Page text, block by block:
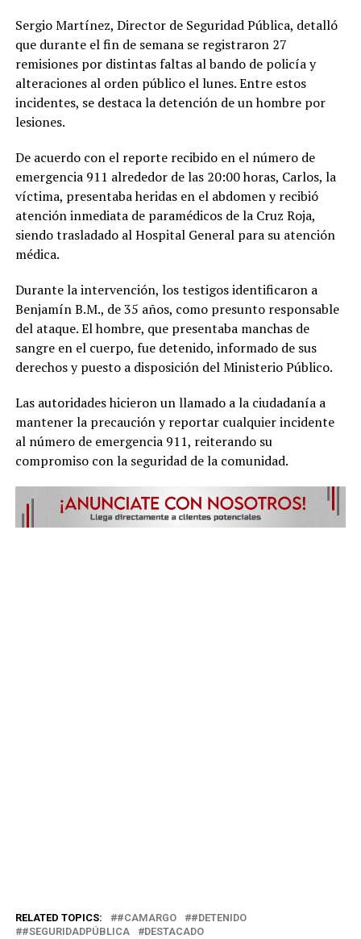
Sergio Martínez, Director de Seguridad Pública, detalló
que durante el fin de semana se registraron 27
remisiones por distintas faltas al bando de policía y
alteraciones al orden público el lunes. Entre estos
incidentes, se destaca la detención de un hombre por
lesiones.
De acuerdo con el reporte recibido en el número de
emergencia 911 alrededor de las 20:00 horas, Carlos, la
víctima, presentaba heridas en el abdomen y recibió
atención inmediata de paramédicos de la Cruz Roja,
siendo trasladado al Hospital General para su atención
médica.
Durante la intervención, los testigos identificaron a
Benjamín B.M., de 35 años, como presunto responsable
del ataque. El hombre, que presentaba manchas de
sangre en el cuerpo, fue detenido, informado de sus
derechos y puesto a disposición del Ministerio Público.
Las autoridades hicieron un llamado a la ciudadanía a
mantener la precaución y reportar cualquier incidente
al número de emergencia 911, reiterando su
compromiso con la seguridad de la comunidad.
RELATED TOPICS: #CAMARGO
#DETENIDO
#SEGURIDADPÚBLICA
DESTACADO